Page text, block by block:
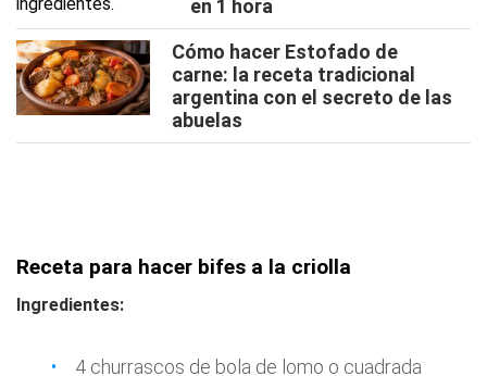
en 1 hora
Cómo hacer Estofado de
carne: la receta tradicional
argentina con el secreto de las
abuelas
Receta para hacer bifes a la criolla
Ingredientes:
4 churrascos de bola de lomo o cuadrada